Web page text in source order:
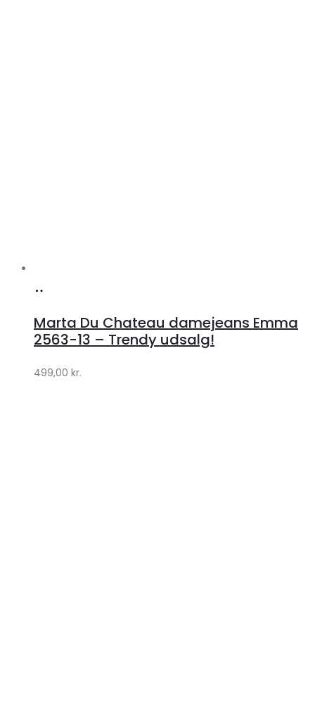
Klædeskabet.dk
Marta Du Chateau damejeans Emma
2563-13 – Trendy udsalg!
499,00 kr.